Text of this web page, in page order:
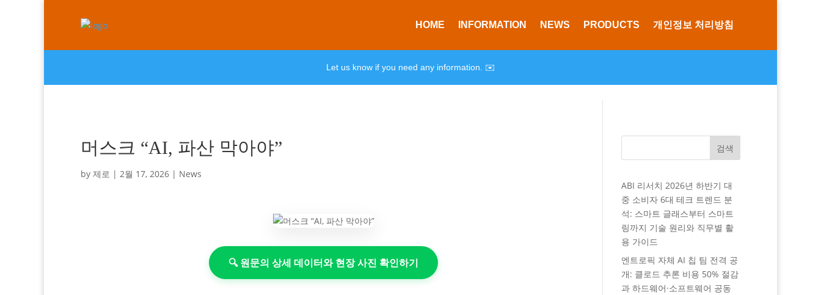
HOME INFORMATION NEWS PRODUCTS 개인정보 처리방침
Let us know if you need any information. ✉️
머스크 “AI, 파산 막아야”
by 제로 | 2월 17, 2026 | News
🔍 원문의 상세 데이터와 현장 사진 확인하기
검색
ABI 리서치 2026년 하반기 대
중 소비자 6대 테크 트렌드 분
석: 스마트 글래스부터 스마트
링까지 기술 원리와 직무별 활
용 가이드
엔트로픽 자체 AI 칩 팀 전격 공
개: 클로드 추론 비용 50% 절감
과 하드웨어·소프트웨어 공동